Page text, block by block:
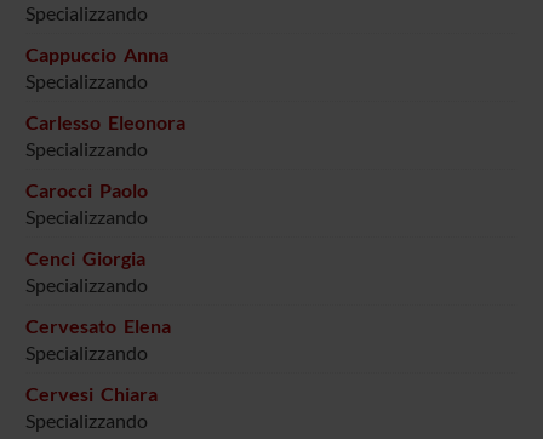
Specializzando
Cappuccio Anna
Specializzando
Carlesso Eleonora
Specializzando
Carocci Paolo
Specializzando
Cenci Giorgia
Specializzando
Cervesato Elena
Specializzando
Cervesi Chiara
Specializzando